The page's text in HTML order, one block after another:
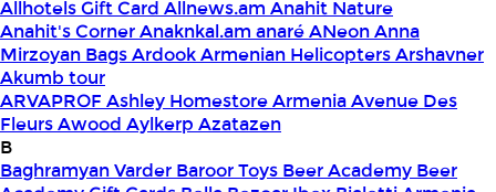
Allhotels Gift Card Allnews.am Anahit Nature
Anahit's CornerAnaknkal.am anaréANeonAnna
Mirzoyan BagsArdookArmenian HelicoptersArshavner
Akumb tour
ARVAPROF Ashley Homestore ArmeniaAvenue Des
FleursAwood Aylkerp Azatazen
B
Baghramyan Varder Baroor Toys Beer Academy Beer